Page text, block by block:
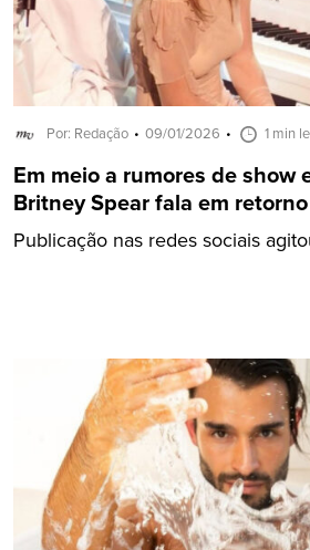
Por: Redação 09/01/2026 1 min
Em meio a rumores de show
Britney Spear fala em
Publicação nas redes sociais